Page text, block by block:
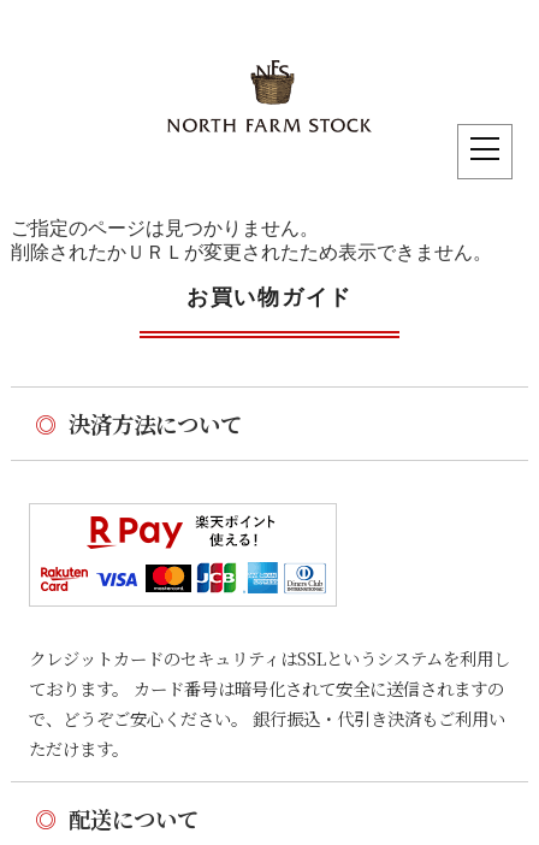
ご指定のページは見つかりません。
削除されたかＵＲＬが変更されたため表示できません。
お買い物ガイド
◎ 決済方法について
クレジットカードのセキュリティはSSLというシステムを利用し
ております。 カード番号は暗号化されて安全に送信されますの
で、どうぞご安心ください。 銀行振込・代引き決済もご利用い
ただけます。
◎ 配送について